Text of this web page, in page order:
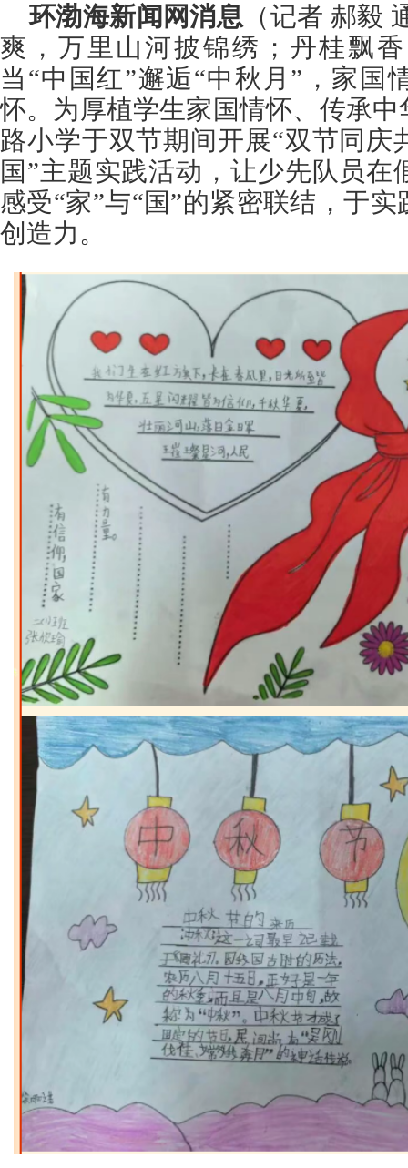
环渤海新闻网消息 （记者 郝毅
爽，万里山河披锦绣；丹桂飘
当“中国红”邂逅“中秋月”，家国
怀。为厚植学生家国情怀、传承
路小学于双节期间开展“双节同庆
国”主题实践活动，让少先队员在
感受“家”与“国”的紧密联结，于
创造力。